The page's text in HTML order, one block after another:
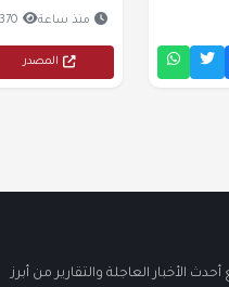
منذ ساعة 370
المصدر
الأخبار العاجلة والتقارير من أبرز